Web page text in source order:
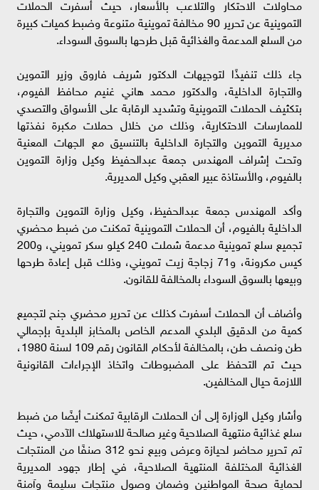
محاولات الاحتكار والتلاعب بالأسعار، حيث أسفرت الحملات
التموينية عن تحرير 90 مخالفة تموينية متنوعة وضبط كميات كبيرة
من السلع المدعمة والغذائية قبل طرحها بالسوق السوداء.
جاء ذلك تنفيذًا لتوجيهات الدكتور شريف فاروق وزير التموين
والتجارة الداخلية، والدكتور محمد هاني غنيم محافظ الفيوم،
بتكثيف الحملات التموينية وتشديد الرقابة على الأسواق والتصدي
للممارسات الاحتكارية، وذلك من خلال حملات مكبرة نفذتها
مديرية التموين والتجارة الداخلية بالتنسيق مع الجهات المعنية
وتحت إشراف المهندس جمعة عبدالحفيظ وكيل وزارة التموين
بالفيوم، والأستاذة عبير العقبي وكيل المديرية.
وأكد المهندس جمعة عبدالحفيظ، وكيل وزارة التموين والتجارة
الداخلية بالفيوم، أن الحملات التموينية تمكنت من ضبط محضري
تجميع سلع تموينية مدعمة شملت 240 كيلو سكر تمويني، و200
كيس مكرونة، و71 زجاجة زيت تمويني، وذلك قبل إعادة طرحها
وبيعها بالسوق السوداء بالمخالفة للقانون.
وأضاف أن الحملات أسفرت كذلك عن تحرير محضري جنح لتجميع
كمية من الدقيق البلدي المدعم الخاص بالمخابز البلدية بإجمالي
طن ونصف طن، بالمخالفة لأحكام القانون رقم 109 لسنة 1980،
حيث تم التحفظ على المضبوطات واتخاذ الإجراءات القانونية
اللازمة حيال المخالفين.
وأشار وكيل الوزارة إلى أن الحملات الرقابية تمكنت أيضًا من ضبط
سلع غذائية منتهية الصلاحية وغير صالحة للاستهلاك الآدمي، حيث
تم تحرير محاضر لحيازة وعرض وبيع نحو 312 صنفًا من المنتجات
الغذائية المختلفة المنتهية الصلاحية، في إطار جهود المديرية
لحماية صحة المواطنين وضمان وصول منتجات سليمة وآمنة